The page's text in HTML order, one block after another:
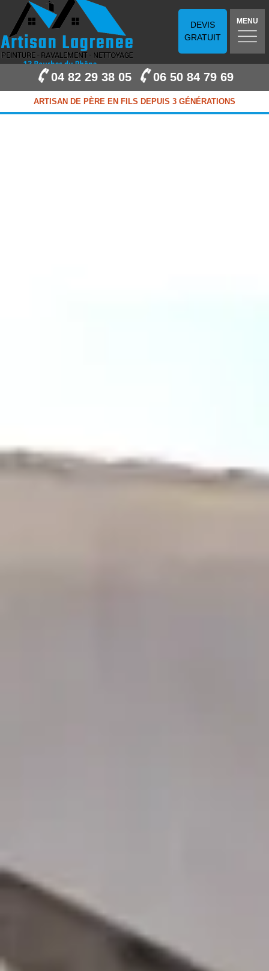
DEVIS
GRATUIT
MENU
04 82 29 38 05 06 50 84 79 69
ARTISAN DE PÈRE EN FILS DEPUIS 3 GÉNÉRATIONS